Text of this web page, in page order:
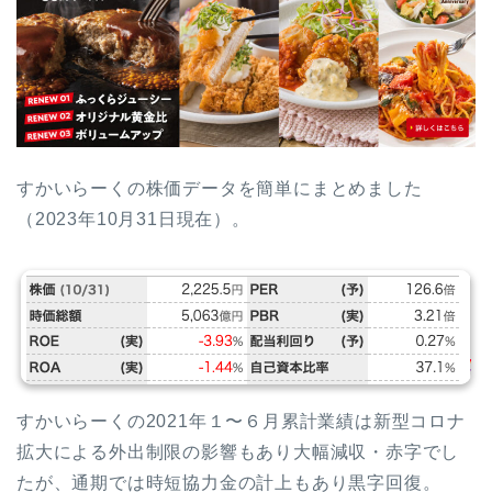
すかいらーくの株価データを簡単にまとめました
（2023年10月31日現在）。
すかいらーくの2021年１〜６月累計業績は新型コロナ
拡大による外出制限の影響もあり大幅減収・赤字でし
たが、通期では時短協力金の計上もあり黒字回復。